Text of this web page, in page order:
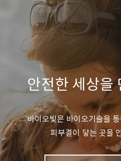
안전한 세상을
바이오빛은 바이오기술을
피부결이 닿는 곳을